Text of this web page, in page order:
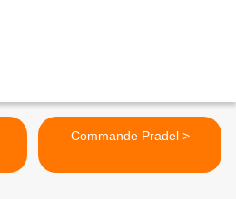
Commande Pradel >